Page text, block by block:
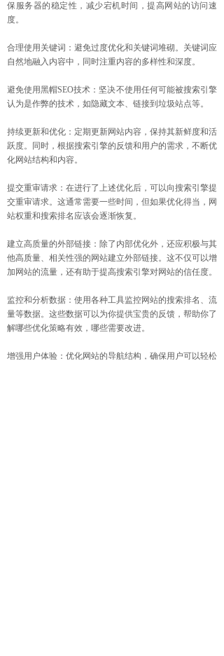
保服务器的稳定性，减少宕机时间，提高网站的访问速
度。
合理使用关键词：避免过度优化和关键词堆砌。关键词应
自然地融入内容中，同时注重内容的多样性和深度。
避免使用黑帽SEO技术：坚决不使用任何可能被搜索引擎
认为是作弊的技术，如隐藏文本、链接到垃圾站点等。
持续更新和优化：定期更新网站内容，保持其新鲜度和活
跃度。同时，根据搜索引擎的反馈和用户的需求，不断优
化网站结构和内容。
提交重审请求：在进行了上述优化后，可以向搜索引擎提
交重审请求。这通常需要一些时间，但如果优化得当，网
站权重和搜索排名应该会逐渐恢复。
建立高质量的外部链接：除了内部优化外，还应积极与其
他高质量、相关性强的网站建立外部链接。这不仅可以增
加网站的流量，还有助于提高搜索引擎对网站的信任度。
监控和分析数据：使用各种工具监控网站的搜索排名、流
量等数据。这些数据可以为你提供宝贵的反馈，帮助你了
解哪些优化策略有效，哪些需要改进。
增强用户体验：优化网站的导航结构，确保用户可以轻松